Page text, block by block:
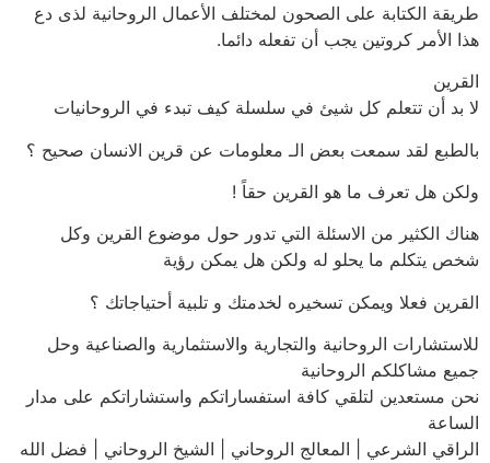
طريقة الكتابة على الصحون لمختلف الأعمال الروحانية لذى دع
هذا الأمر كروتين يجب أن تفعله دائما.
القرين
لا بد أن تتعلم كل شيئ في سلسلة كيف تبدء في الروحانيات
بالطبع لقد سمعت بعض الـ معلومات عن قرين الانسان صحيح ؟
ولكن هل تعرف ما هو القرين حقاً !
هناك الكثير من الاسئلة التي تدور حول موضوع القرين وكل
شخص يتكلم ما يحلو له ولكن هل يمكن رؤية
القرين فعلا ويمكن تسخيره لخدمتك و تلبية أحتياجاتك ؟
للاستشارات الروحانية والتجارية والاستثمارية والصناعية وحل
جميع مشاكلكم الروحانية
نحن مستعدين لتلقي كافة استفساراتكم واستشاراتكم على مدار
الساعة
الراقي الشرعي | المعالج الروحاني | الشيخ الروحاني | فضل الله